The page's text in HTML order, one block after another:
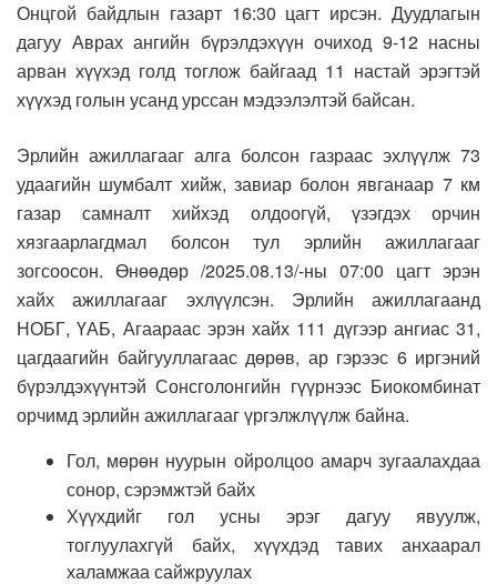
Онцгой байдлын газарт 16:30 цагт ирсэн. Дуудлагын
дагуу Аврах ангийн бүрэлдэхүүн очиход 9-12 насны
арван хүүхэд голд тоглож байгаад 11 настай эрэгтэй
хүүхэд голын усанд урссан мэдээлэлтэй байсан.
Эрлийн ажиллагааг алга болсон газраас эхлүүлж 73
удаагийн шумбалт хийж, завиар болон явганаар 7 км
газар самналт хийхэд олдоогүй, үзэгдэх орчин
хязгаарлагдмал болсон тул эрлийн ажиллагааг
зогсоосон. Өнөөдөр /2025.08.13/-ны 07:00 цагт эрэн
хайх ажиллагааг эхлүүлсэн. Эрлийн ажиллагаанд
НОБГ, ҮАБ, Агаараас эрэн хайх 111 дүгээр ангиас 31,
цагдаагийн байгууллагаас дөрөв, ар гэрээс 6 иргэний
бүрэлдэхүүнтэй Сонсголонгийн гүүрнээс Биокомбинат
орчимд эрлийн ажиллагааг үргэлжлүүлж байна.
Гол, мөрөн нуурын ойролцоо амарч зугаалахдаа
сонор, сэрэмжтэй байх
Хүүхдийг гол усны эрэг дагуу явуулж,
тоглуулахгүй байх, хүүхдэд тавих анхаарал
халамжаа сайжруулах